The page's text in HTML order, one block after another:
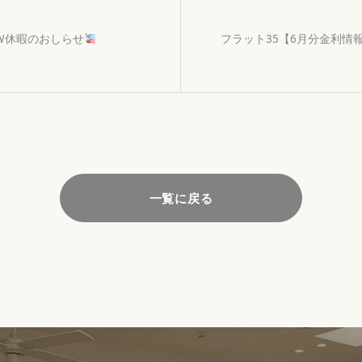
休暇のおしらせ フラット35【6月分金利情
一覧に戻る